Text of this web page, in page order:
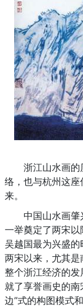
浙江山水画的
络，也与杭州这
来。
中国山水画肇兴
一举奠定了两宋
吴越国最为兴盛的
两宋以来，尤其
整个浙江经济的
就了享誉画史的南
边”式的构图模式